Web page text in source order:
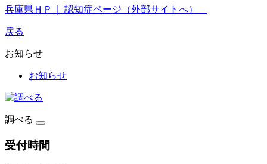
兵庫県ＨＰ｜ 認知症ページ（外部サイトへ）
戻る
お知らせ
お知らせ
調べる
受付時間